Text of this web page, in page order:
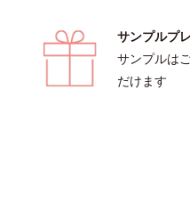
サンプルプ
サンプルは
だけます